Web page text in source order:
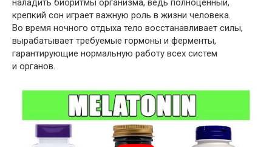
крепкий сон играет важную роль в жизни человека.
Во время ночного отдыха тело восстанавливает силы,
вырабатывает требуемые гормоны и ферменты,
гарантирующие нормальную работу всех систем
и органов.